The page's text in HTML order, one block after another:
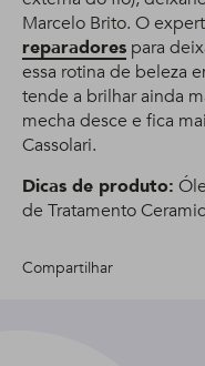
Marcelo Brito. O
reparadores para
essa rotina de beleza
tende a brilhar ainda
mecha desce e fica
Cassolari.
Dicas de produto:
de Tratamento
Compartilhar